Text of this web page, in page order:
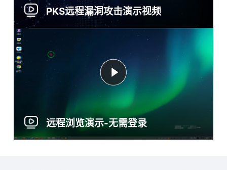
PKS远程漏洞攻击演示视频
远程浏览演示-无需登录